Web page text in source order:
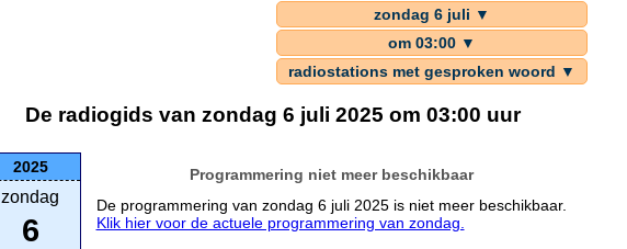
zondag 6 juli ▼
om 03:00 ▼
radiostations met gesproken woord ▼
De radiogids van zondag 6 juli 2025 om 03:00 uur
2025
zondag
6
Programmering niet meer beschikbaar
De programmering van zondag 6 juli 2025 is niet meer beschikbaar.
Klik hier voor de actuele programmering van zondag.